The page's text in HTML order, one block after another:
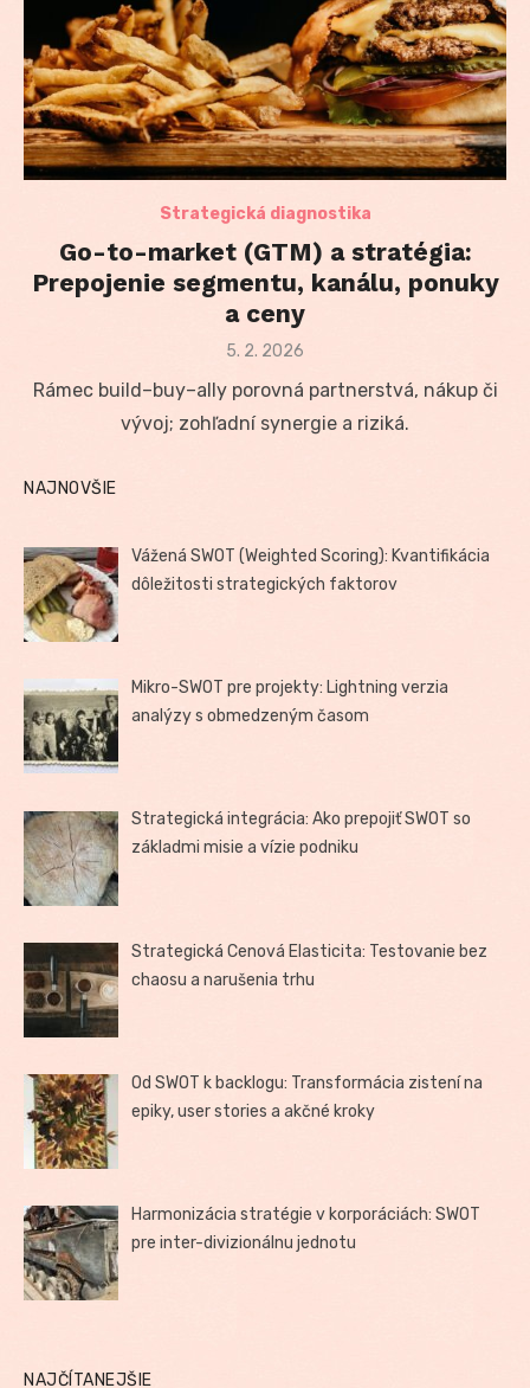
Strategická diagnostika
Go-to-market (GTM) a stratégia:
Prepojenie segmentu, kanálu, ponuky
a ceny
Posted
5. 2. 2026
Rámec build–buy–ally porovná partnerstvá, nákup či
vývoj; zohľadní synergie a riziká.
NAJNOVŠIE
Vážená SWOT (Weighted Scoring): Kvantifikácia
dôležitosti strategických faktorov
Mikro-SWOT pre projekty: Lightning verzia
analýzy s obmedzeným časom
Strategická integrácia: Ako prepojiť SWOT so
základmi misie a vízie podniku
Strategická Cenová Elasticita: Testovanie bez
chaosu a narušenia trhu
Od SWOT k backlogu: Transformácia zistení na
epiky, user stories a akčné kroky
Harmonizácia stratégie v korporáciách: SWOT
pre inter-divizionálnu jednotu
NAJČÍTANEJŠIE